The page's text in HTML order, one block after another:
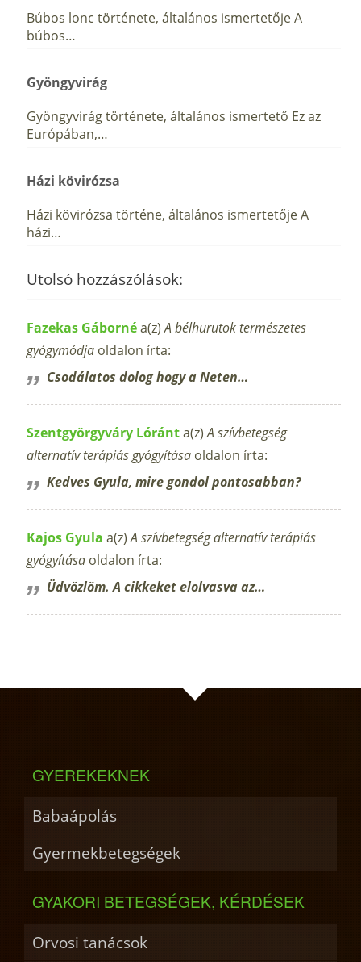
Búbos lonc története, általános ismertetője A
búbos…
Gyöngyvirág
Gyöngyvirág története, általános ismertető Ez az
Európában,…
Házi kövirózsa
Házi kövirózsa történe, általános ismertetője A
házi…
Utolsó hozzászólások:
Fazekas Gábornéa(z)A bélhurutok természetes
gyógymódja oldalon írta:
Csodálatos dolog hogy a Neten…
Szentgyörgyváry Lóránta(z)A szívbetegség
alternatív terápiás gyógyítása oldalon írta:
Kedves Gyula, mire gondol pontosabban?
Kajos Gyula a(z)A szívbetegség alternatív terápiás
gyógyítása oldalon írta:
Üdvözlöm. A cikkeket elolvasva az…
GYEREKEKNEK
Babaápolás
Gyermekbetegségek
GYAKORI BETEGSÉGEK, KÉRDÉSEK
Orvosi tanácsok